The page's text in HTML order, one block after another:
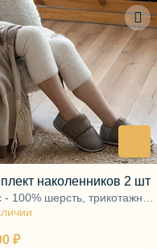
₽
наколенников 2 шт
- 100% шерсть, трикотажная
- 95% полиэфир, 5%